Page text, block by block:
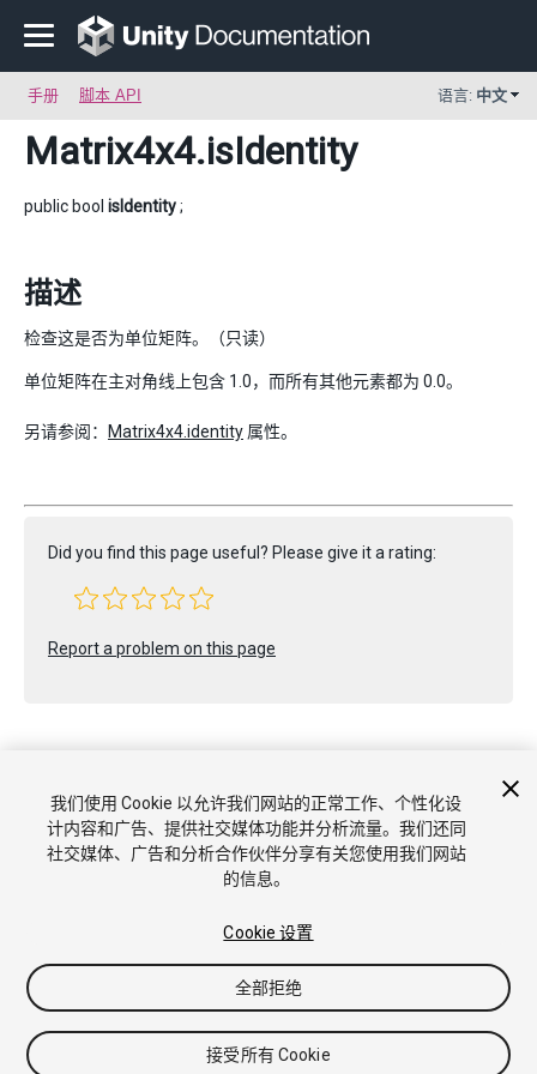
手册 脚本 API 语言: 中文
Matrix4x4.isIdentity
public bool isIdentity;
描述
检查这是否为单位矩阵。（只读）
单位矩阵在主对角线上包含 1.0，而所有其他元素都为 0.0。
另请参阅： Matrix4x4.identity 属性。
Did you find this page useful? Please give it a rating:
Report a problem on this page
Copyright © 2022 Unity Technologies. Publication 2022.2
教程
社区答案 知识库 论坛 Asset Store
商标和使用条款
Cookie
不要出售或分享我的个人信息
我们使用 Cookie 以允许我们网站的正常工作、个性化设
计内容和广告、提供社交媒体功能并分析流量。我们还同
社交媒体、广告和分析合作伙伴分享有关您使用我们网站
的信息。
Cookie 设置
全部拒绝
接受所有 Cookie